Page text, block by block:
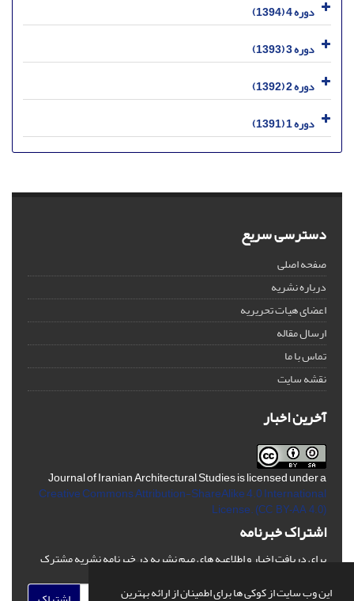
این وب سایت از کوکی ها برای اطمینان از ارائه بهترین
دوره 4 (1394)
دوره 3 (1393)
دوره 2 (1392)
دوره 1 (1391)
دسترسی سریع
صفحه اصلی
درباره نشریه
اعضای هیات تحریریه
ارسال مقاله
تماس با ما
نقشه سایت
آخرین اخبار
Journal of Iranian Architectural Studies is licensed under a
Creative Commons Attribution-ShareAlike 4.0 International
License. (CC BY-AA 4.0)
اشتراک خبرنامه
برای دریافت اخبار و اطلاعیه های مهم نشریه در خبرنامه نشریه مشترک